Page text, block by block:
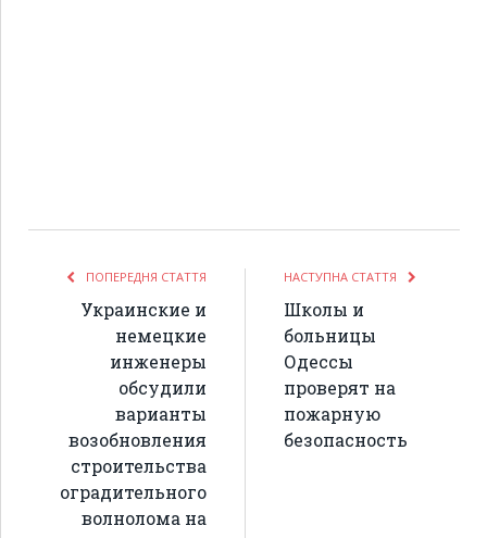
ПОПЕРЕДНЯ СТАТТЯ
Украинские и
немецкие
инженеры
обсудили
варианты
возобновления
строительства
оградительного
волнолома на
НАСТУПНА СТАТТЯ
Школы и
больницы
Одессы
проверят на
пожарную
безопасность